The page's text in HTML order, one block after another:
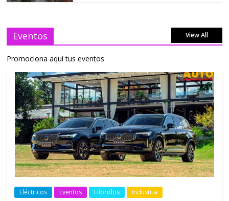
Eventos View All
Promociona aquí tus eventos
Eléctricos Eventos Híbridos Industria